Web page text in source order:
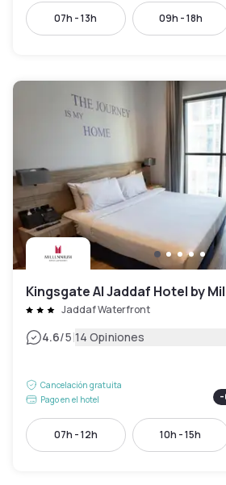
07h - 13h 09h - 18h
Kingsgate Al Jaddaf Hotel by
Jaddaf Waterfront
4.6/5|14 Opiniones
Cancelación gratuita
Pago en el hotel
-
07h - 12h 10h - 15h